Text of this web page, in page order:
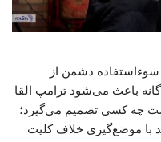
دشمن از
باعث می‌شود ترامپ القا
چه کسی تصمیم می‌گیرد؛
با موضع‌گیری خلاف کلیت